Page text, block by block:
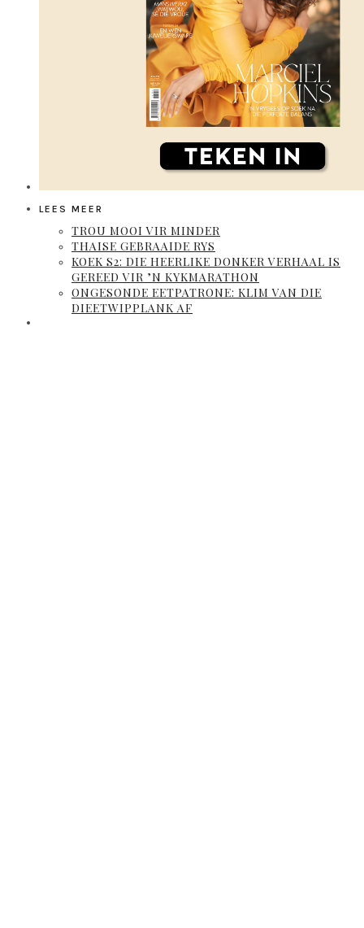
LEES MEER
TROU MOOI VIR MINDER
THAISE GEBRAAIDE RYS
KOEK S2: DIE HEERLIKE DONKER VERHAAL IS
GEREED VIR ’N KYKMARATHON
ONGESONDE EETPATRONE: KLIM VAN DIE
DIEETWIPPLANK AF